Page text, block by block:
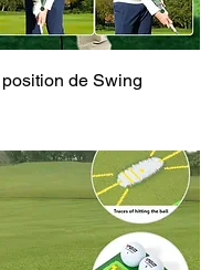
de Swing